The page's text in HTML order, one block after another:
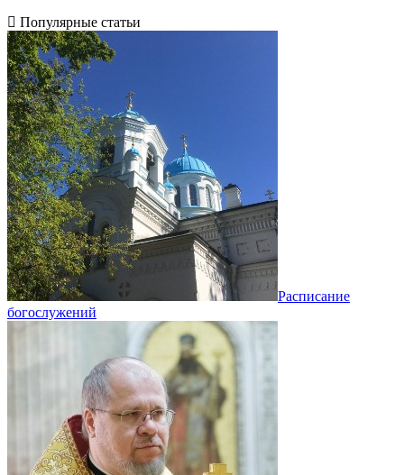
Популярные статьи
Расписание
богослужений